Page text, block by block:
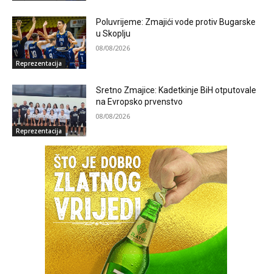
Reprezentacija
Poluvrijeme: Zmajići vode protiv Bugarske
u Skoplju
08/08/2026
Reprezentacija
Sretno Zmajice: Kadetkinje BiH otputovale
na Evropsko prvenstvo
08/08/2026